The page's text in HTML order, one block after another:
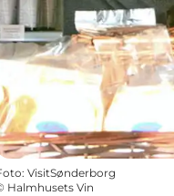
: VisitSønderborg
Halmhusets Vin